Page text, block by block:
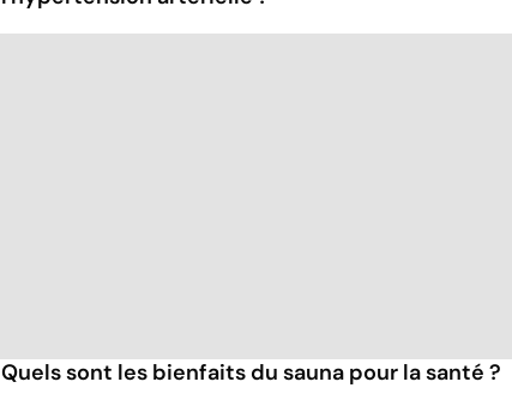
Quels sont les bienfaits du sauna pour la santé ?